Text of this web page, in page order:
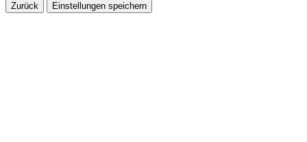
Zurück Einstellungen speichern